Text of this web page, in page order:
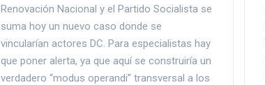
Renovación Nacional y el Partido Socialista se
suma hoy un nuevo caso donde se
vincularían actores DC. Para especialistas hay
que poner alerta, ya que aquí se construiría un
verdadero “modus operandi” transversal a los